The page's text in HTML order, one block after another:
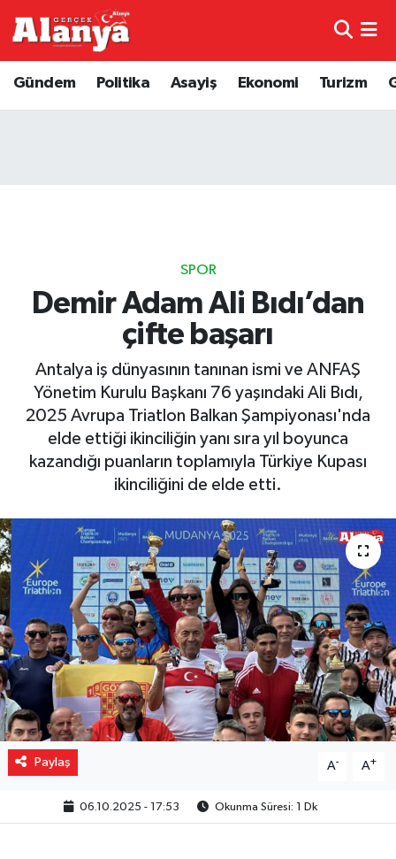
Gündem Politika Asayiş Ekonomi Turizm
SPOR
Demir Adam Ali Bıdı’dan
çifte başarı
Antalya iş dünyasının tanınan ismi ve ANFAŞ
Yönetim Kurulu Başkanı 76 yaşındaki Ali Bıdı,
2025 Avrupa Triatlon Balkan Şampiyonası'nda
elde ettiği ikinciliğin yanı sıra yıl boyunca
kazandığı puanların toplamıyla Türkiye Kupası
ikinciliğini de elde etti.
Paylaş A- A+
06.10.2025 - 17:53 Okunma Süresi: 1 Dk
Genel
Diğer
Ekonomi
Gizlilik İlkeleri - Privacy Policy
Güncel
Gündem
Politika
Spor
Turizm
Trafik Durumu
Haber Arşivi